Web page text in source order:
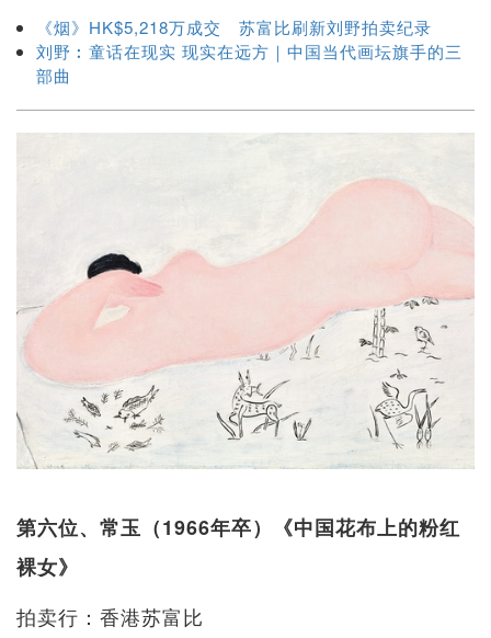
《烟》HK$5,218万成交 苏富比刷新刘野拍卖纪录
刘野︰童话在现实 现实在远方｜中国当代画坛旗手的三
部曲
第六位、常玉（1966年卒）《中国花布上的粉红
裸女》
拍卖行：香港苏富比